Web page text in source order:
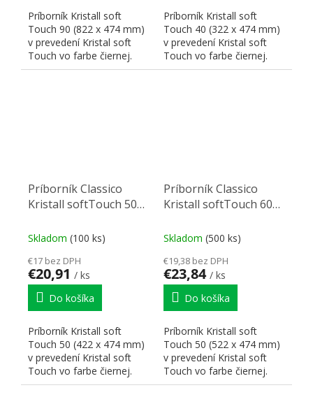
Príborník Kristall soft
Touch 90 (822 x 474 mm)
v prevedení Kristal soft
Touch vo farbe čiernej.
Rozmery zodpovedajú...
Príborník Kristall soft
Touch 40 (322 x 474 mm)
v prevedení Kristal soft
Touch vo farbe čiernej.
Rozmery zodpovedajú...
Príborník Classico
Kristall softTouch 50
Skladom (100 ks)
€17 bez DPH
€20,91 / ks
Do košíka
Príborník Kristall soft
Touch 50 (422 x 474 mm)
v prevedení Kristal soft
Touch vo farbe čiernej.
Rozmery zodpovedajú...
Príborník Classico
Kristall softTouch 60
Skladom (500 ks)
€19,38 bez DPH
€23,84 / ks
Do košíka
Príborník Kristall soft
Touch 50 (522 x 474 mm)
v prevedení Kristal soft
Touch vo farbe čiernej.
Rozmery zodpovedajú...